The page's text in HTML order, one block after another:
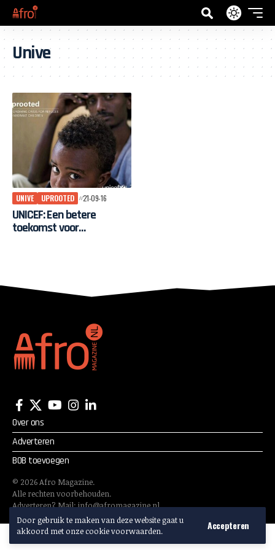
Door gebruik te maken van deze website gaat u
akkoord met onze cookie voorwaarden.
Accepteren
Unive
UNIVE UPROOTED 21-09-16
UNICEF: Een betere
toekomst voor
Over ons
Adverteren
BOB toevoegen
© 2026Afro Magazine.
Alle rechten voorbehouden.
Adverteren? Mail:info@afromagazine.nl